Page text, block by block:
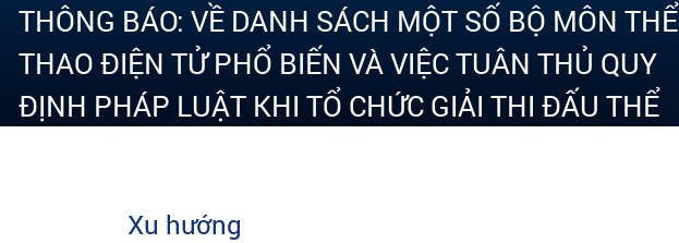
THÔNG BÁO: VỀ DANH SÁCH MỘT SỐ BỘ MÔN THỂ
THAO ĐIỆN TỬ PHỔ BIẾN VÀ VIỆC TUÂN THỦ QUY
ĐỊNH PHÁP LUẬT KHI TỔ CHỨC GIẢI THI ĐẤU THỂ
Xu hướng